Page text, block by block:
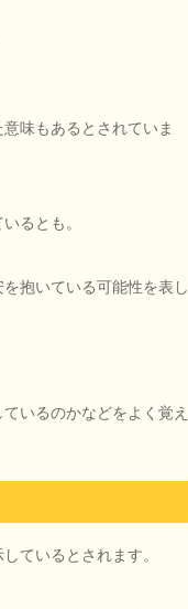
味もあるとされていま
るとも。
抱いている可能性を表し
いるのかなどをよく覚え
ているとされます。